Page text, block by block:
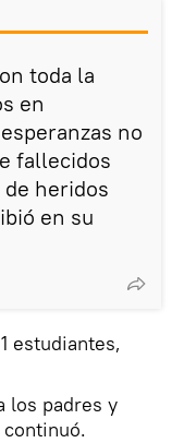
toda la
en
no
fallecidos
heridos
en su
estudiantes,
los padres y